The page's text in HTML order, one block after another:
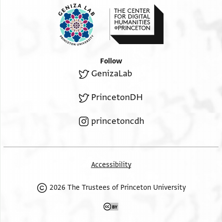
Follow
GenizaLab
PrincetonDH
princetoncdh
Accessibility
2026 The Trustees of Princeton University